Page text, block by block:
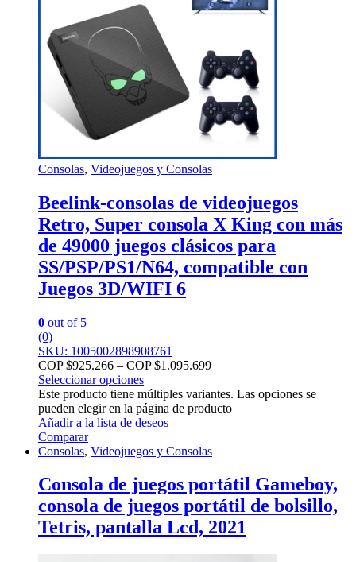
Consolas, Videojuegos y Consolas
Beelink-consolas de videojuegos
Retro, Super consola X King con más
de 49000 juegos clásicos para
SS/PSP/PS1/N64, compatible con
Juegos 3D/WIFI 6
0 out of 5
(0)
SKU: 1005002898908761
COP $925.266 – COP $1.095.699
Seleccionar opciones
Este producto tiene múltiples variantes. Las opciones se
pueden elegir en la página de producto
Añadir a la lista de deseos
Comparar
Consolas, Videojuegos y Consolas
Consola de juegos portátil Gameboy,
consola de juegos portátil de bolsillo,
Tetris, pantalla Lcd, 2021